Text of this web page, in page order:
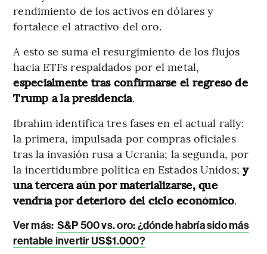
rendimiento de los activos en dólares y
fortalece el atractivo del oro.
A esto se suma el resurgimiento de los flujos
hacia ETFs respaldados por el metal,
especialmente tras confirmarse el regreso de
Trump a la presidencia.
Ibrahim identifica tres fases en el actual rally:
la primera, impulsada por compras oficiales
tras la invasión rusa a Ucrania; la segunda, por
la incertidumbre política en Estados Unidos; y
una tercera aún por materializarse, que
vendría por deterioro del ciclo económico.
Ver más: S&P 500 vs. oro: ¿dónde habría sido más
rentable invertir US$1.000?